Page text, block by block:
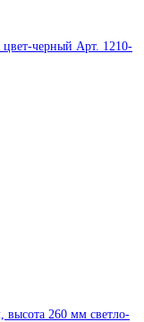
цвет-черный Арт. 1210-
высота 260 мм светло-